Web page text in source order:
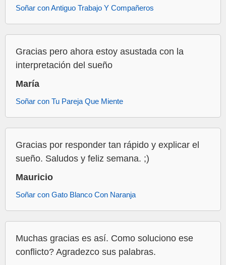
Soñar con Antiguo Trabajo Y Compañeros
Gracias pero ahora estoy asustada con la
interpretación del sueño
María
Soñar con Tu Pareja Que Miente
Gracias por responder tan rápido y explicar el
sueño. Saludos y feliz semana. ;)
Mauricio
Soñar con Gato Blanco Con Naranja
Muchas gracias es así. Como soluciono ese
conflicto? Agradezco sus palabras.